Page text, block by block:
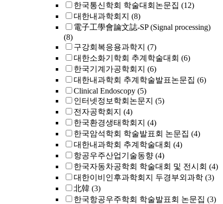
한국통신학회 학술대회논문집 (12)
대한내과학회지 (8)
電子工學會論文誌-SP (Signal processing)
(8)
구강회복응용과학지 (7)
대한소화기학회 추계학술대회 (6)
한국기계가공학회지 (6)
대한내과학회 추계학술발표논문집 (6)
Clinical Endoscopy (5)
인터넷정보학회논문지 (5)
전자공학회지 (4)
한국환경생태학회지 (4)
한국암석학회 학술발표회 논문집 (4)
대한내과학회 추계학술대회 (4)
항공우주산업기술동향 (4)
한국자동차공학회 학술대회 및 전시회 (4)
대한이비인후과학회지 두경부외과학 (3)
北韓 (3)
한국항공우주학회 학술발표회 논문집 (3)